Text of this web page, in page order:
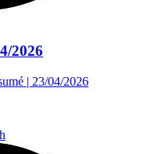
2026
| 23/04/2026